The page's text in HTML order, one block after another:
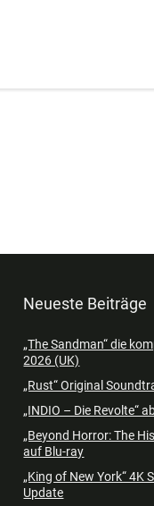
Neueste Beiträge
„The Sandman“ die
2026 (UK)
„Rust“ Original
„INDIO – Die Revolte“
„Beyond Horror: The
auf Blu-ray
„King of New York“ 4K
Update